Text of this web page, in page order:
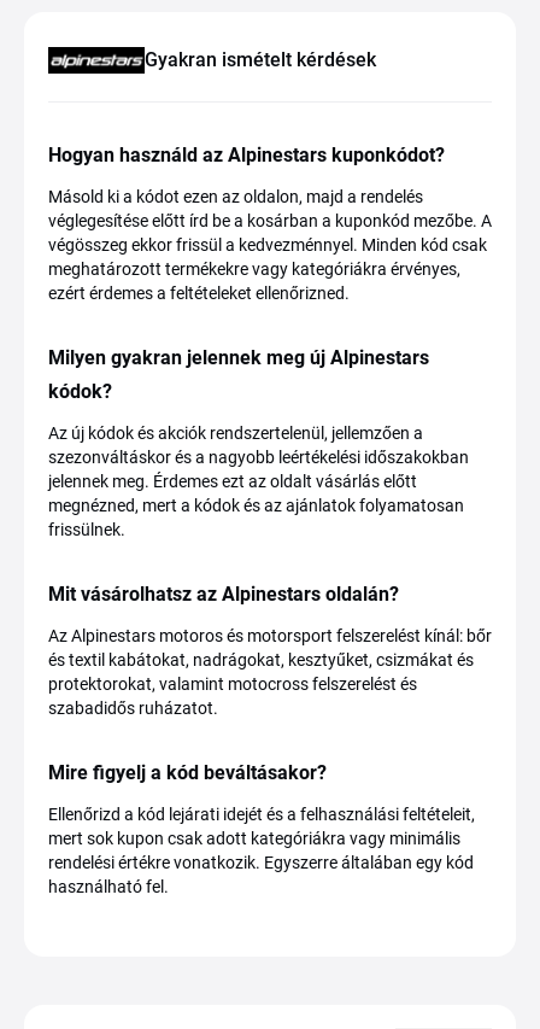
Gyakran ismételt kérdések
Hogyan használd az Alpinestars kuponkódot?
Másold ki a kódot ezen az oldalon, majd a rendelés
véglegesítése előtt írd be a kosárban a kuponkód mezőbe. A
végösszeg ekkor frissül a kedvezménnyel. Minden kód csak
meghatározott termékekre vagy kategóriákra érvényes,
ezért érdemes a feltételeket ellenőrizned.
Milyen gyakran jelennek meg új Alpinestars
kódok?
Az új kódok és akciók rendszertelenül, jellemzően a
szezonváltáskor és a nagyobb leértékelési időszakokban
jelennek meg. Érdemes ezt az oldalt vásárlás előtt
megnézned, mert a kódok és az ajánlatok folyamatosan
frissülnek.
Mit vásárolhatsz az Alpinestars oldalán?
Az Alpinestars motoros és motorsport felszerelést kínál: bőr
és textil kabátokat, nadrágokat, kesztyűket, csizmákat és
protektorokat, valamint motocross felszerelést és
szabadidős ruházatot.
Mire figyelj a kód beváltásakor?
Ellenőrizd a kód lejárati idejét és a felhasználási feltételeit,
mert sok kupon csak adott kategóriákra vagy minimális
rendelési értékre vonatkozik. Egyszerre általában egy kód
használható fel.